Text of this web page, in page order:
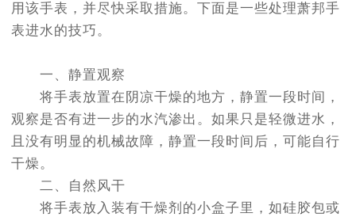
用该手表，并尽快采取措施。下面是一些处理萧邦手
表进水的技巧。
一、静置观察
将手表放置在阴凉干燥的地方，静置一段时间，
观察是否有进一步的水汽渗出。如果只是轻微进水，
且没有明显的机械故障，静置一段时间后，可能自行
干燥。
二、自然风干
将手表放入装有干燥剂的小盒子里，如硅胶包或